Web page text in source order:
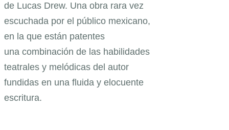
de Lucas Drew. Una obra rara vez
escuchada por el público mexicano,
en la que están patentes
una combinación de las habilidades
teatrales y melódicas del autor
fundidas en una fluida y elocuente
escritura.